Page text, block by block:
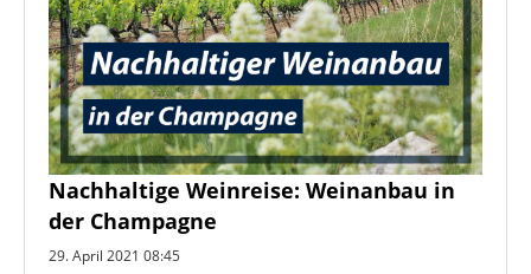
Nachhaltige Weinreise: Weinanbau in
der Champagne
29. April 2021 08:45